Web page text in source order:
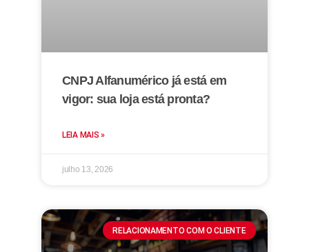
CNPJ Alfanumérico já está em
vigor: sua loja está pronta?
LEIA MAIS »
julho 13, 2026
RELACIONAMENTO COM O CLIENTE